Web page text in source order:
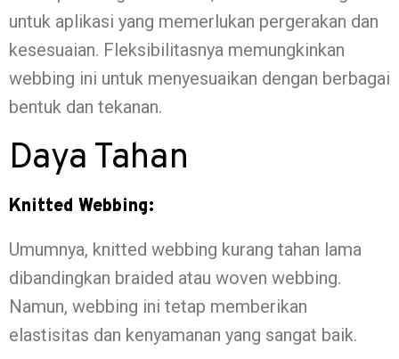
untuk aplikasi yang memerlukan pergerakan dan
kesesuaian. Fleksibilitasnya memungkinkan
webbing ini untuk menyesuaikan dengan berbagai
bentuk dan tekanan.
Daya Tahan
Knitted Webbing:
Umumnya, knitted webbing kurang tahan lama
dibandingkan braided atau woven webbing.
Namun, webbing ini tetap memberikan
elastisitas dan kenyamanan yang sangat baik.